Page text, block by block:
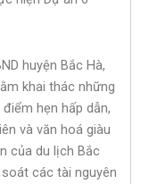
huyện Bắc Hà,
khai thác những
hẹn hấp dẫn,
và văn hoá giàu
của du lịch Bắc
các tài nguyên